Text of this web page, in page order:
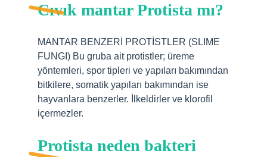
Cıvık mantar Protista mı?
MANTAR BENZERİ PROTİSTLER (SLIME
FUNGI) Bu gruba ait protistler; üreme
yöntemleri, spor tipleri ve yapıları bakımından
bitkilere, somatik yapıları bakımından ise
hayvanlara benzerler. İlkeldirler ve klorofil
içermezler.
Protista neden bakteri